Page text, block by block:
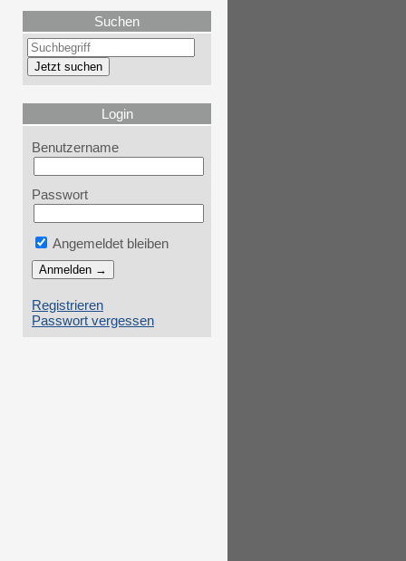
Suchen
Login
Benutzername
Passwort
Angemeldet bleiben
Registrieren
Passwort vergessen